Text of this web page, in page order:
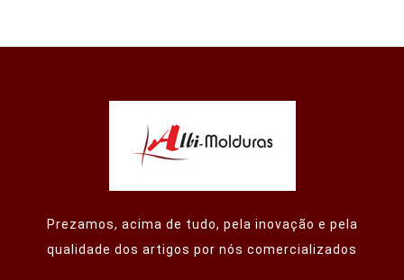
Prezamos, acima de tudo, pela inovação e pela
qualidade dos artigos por nós comercializados